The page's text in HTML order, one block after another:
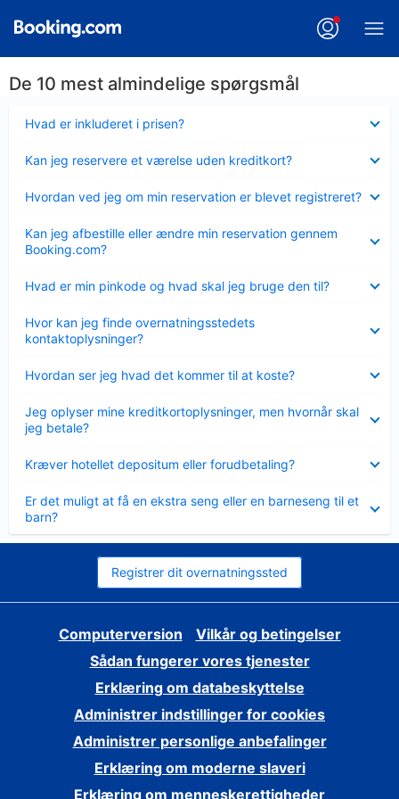
De 10 mest almindelige spørgsmål
Hvad er inkluderet i prisen?
Kan jeg reservere et værelse uden kreditkort?
Hvordan ved jeg om min reservation er blevet registreret?
Kan jeg afbestille eller ændre min reservation gennem
Booking.com?
Hvad er min pinkode og hvad skal jeg bruge den til?
Hvor kan jeg finde overnatningsstedets
kontaktoplysninger?
Hvordan ser jeg hvad det kommer til at koste?
Jeg oplyser mine kreditkortoplysninger, men hvornår skal
jeg betale?
Kræver hotellet depositum eller forudbetaling?
Er det muligt at få en ekstra seng eller en barneseng til et
barn?
Registrer dit overnatningssted
Computerversion
Vilkår og betingelser
Sådan fungerer vores tjenester
Erklæring om databeskyttelse
Administrer indstillinger for cookies
Administrer personlige anbefalinger
Erklæring om moderne slaveri
Erklæring om menneskerettigheder